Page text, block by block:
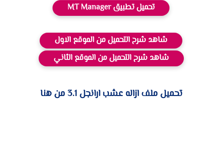
تحميل تطبيق MT Manager
شاهد شرح التحميل من الموقع الاول
شاهد شرح التحميل من الموقع الثاني
تحميل ملف ازاله عشب ارانجل 3.1 من هنا